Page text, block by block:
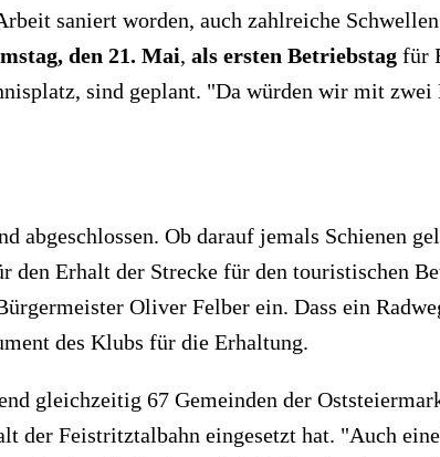
saniert worden, auch zahlreiche
den 21. Mai, als ersten Betriebstag für
sind geplant. "Da würden wir mit
Ob darauf jemals Schienen
den Erhalt der Strecke für den touristischen
Oliver Felber ein. Dass ein
des Klubs für die Erhaltung.
gleichzeitig 67 Gemeinden der
der Feistritztalbahn eingesetzt hat. "Auch